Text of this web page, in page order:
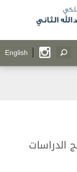
English
الدراسات